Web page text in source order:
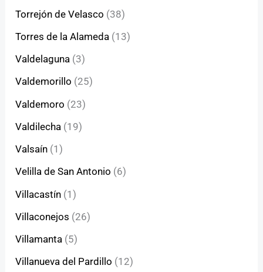
Torrejón de Velasco (38)
Torres de la Alameda (13)
Valdelaguna (3)
Valdemorillo (25)
Valdemoro (23)
Valdilecha (19)
Valsaín (1)
Velilla de San Antonio (6)
Villacastín (1)
Villaconejos (26)
Villamanta (5)
Villanueva del Pardillo (12)